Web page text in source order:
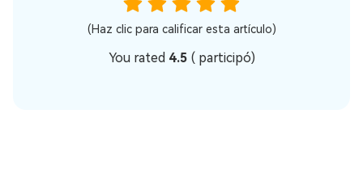
(Haz clic para calificar esta artículo)
You rated 4.5 (participó)